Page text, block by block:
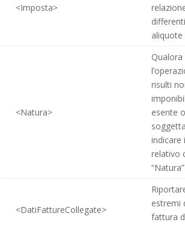
<Imposta>
differenti
aliquote
<Natura>
Qualora
risulti
esente
indicare
relativo
“Natura”
<DatiFattureCollegate>
estremi
fattura